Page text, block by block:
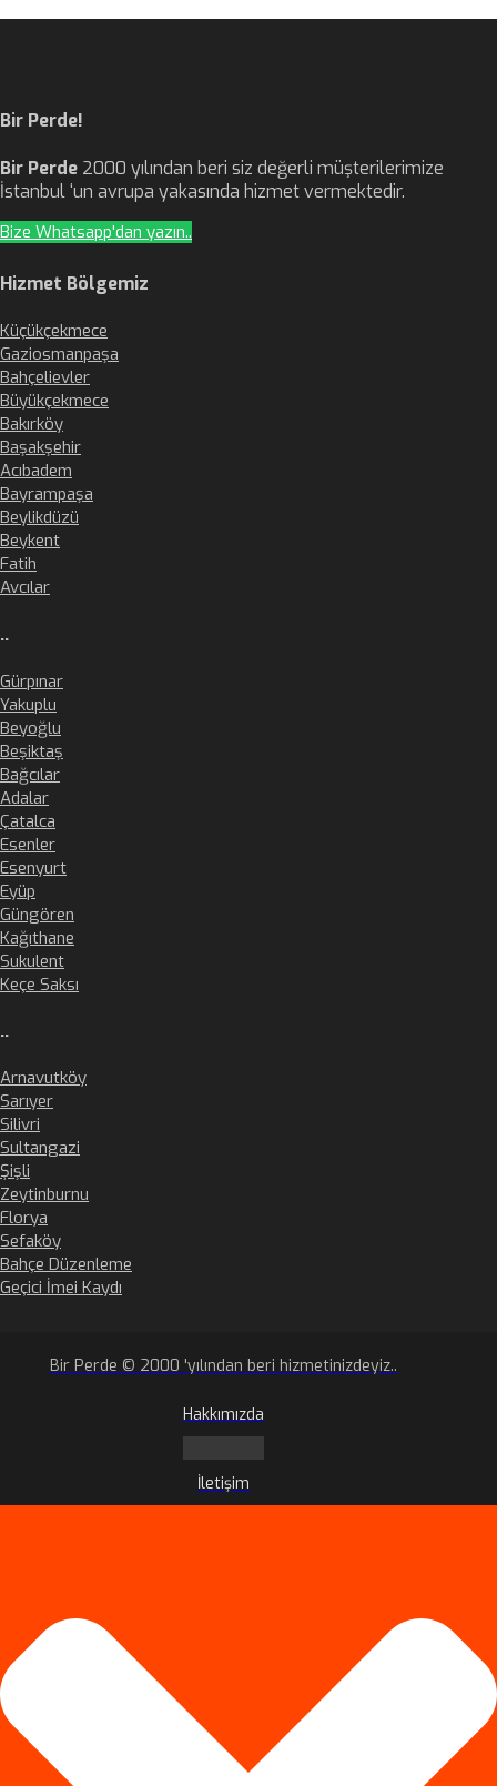
Bir Perde!
Bir Perde 2000 yılından beri siz değerli müşterilerimize
İstanbul ‘un avrupa yakasında hizmet vermektedir.
Bize Whatsapp'dan yazın..
Hizmet Bölgemiz
Küçükçekmece
Gaziosmanpaşa
Bahçelievler
Büyükçekmece
Bakırköy
Başakşehir
Acıbadem
Bayrampaşa
Beylikdüzü
Beykent
Fatih
Avcılar
..
Gürpınar
Yakuplu
Beyoğlu
Beşiktaş
Bağcılar
Adalar
Çatalca
Esenler
Esenyurt
Eyüp
Güngören
Kağıthane
Sukulent
Keçe Saksı
..
Arnavutköy
Sarıyer
Silivri
Sultangazi
Şişli
Zeytinburnu
Florya
Sefaköy
Bahçe Düzenleme
Geçici İmei Kaydı
Bir Perde © 2000 'yılından beri hizmetinizdeyiz..
Hakkımızda
İletişim